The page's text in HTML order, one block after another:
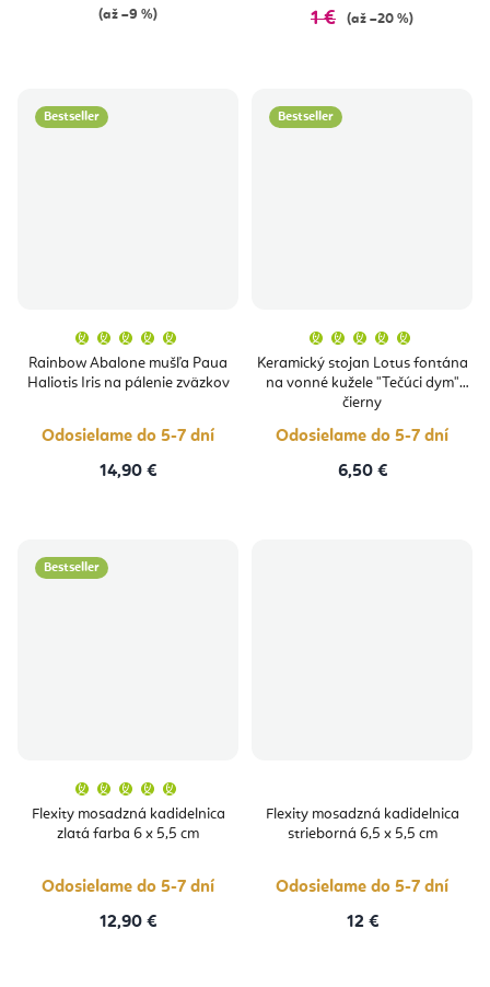
(až –9 %) 1 € (až –20 %)
Bestseller
Rainbow Abalone mušľa Paua
Haliotis Iris na pálenie zväzkov
produktu
je
5,0
hviezdičiek.
Odosielame do 5-7 dní
14,90 €
Bestseller
Keramický stojan Lotus fontána
na vonné kužele "Tečúci dym"
čierny
produktu
je
5,0
Odosielame do 5-7 dní
6,50 €
Bestseller
Flexity mosadzná kadidelnica
zlatá farba 6 x 5,5 cm
produktu
je
5,0
hviezdičiek.
Odosielame do 5-7 dní
12,90 €
Flexity mosadzná kadidelnica
strieborná 6,5 x 5,5 cm
Odosielame do 5-7 dní
12 €